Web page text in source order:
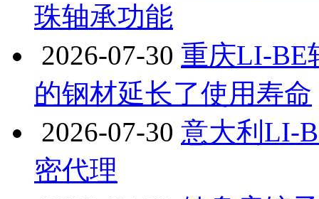
珠轴承功能
2026-07-30 重庆LI-BE
的钢材延长了使用寿命
2026-07-30 意大利LI-
密代理